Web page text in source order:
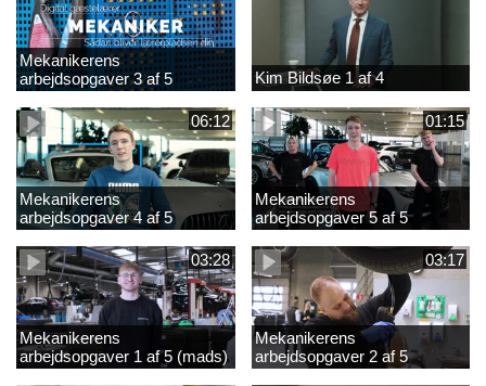
Mekanikerens
arbejdsopgaver 3 af 5
(lærepladssøgning)
Kim Bildsøe 1 af 4
06:12
Mekanikerens
arbejdsopgaver 4 af 5
(Frederik Vesti)
01:15
Mekanikerens
arbejdsopgaver 5 af 5
(Frederik Vesti)
03:28
Mekanikerens
arbejdsopgaver 1 af 5 (mads)
03:17
Mekanikerens
arbejdsopgaver 2 af 5
(magnus)